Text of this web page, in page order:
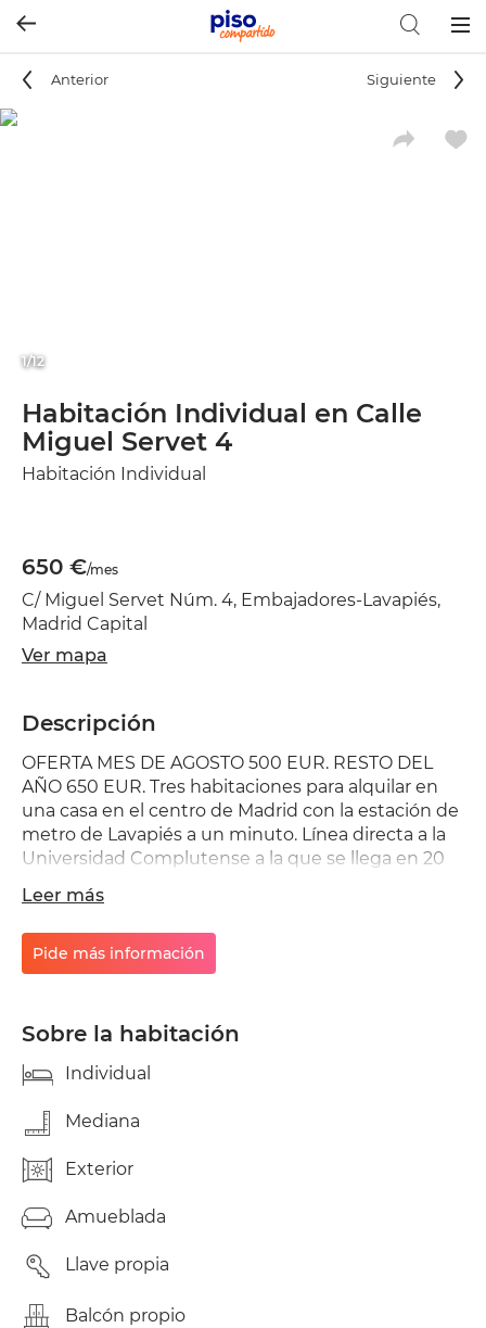
Anterior Siguiente
1/12
Habitación Individual en Calle
Miguel Servet 4
Habitación Individual
650 €/mes
C/ Miguel Servet Núm. 4, Embajadores-Lavapiés,
Madrid Capital
Ver mapa
Descripción
OFERTA MES DE AGOSTO 500 EUR. RESTO DEL
AÑO 650 EUR. Tres habitaciones para alquilar en
una casa en el centro de Madrid con la estación de
metro de Lavapiés a un minuto. Línea directa a la
Universidad Complutense a la que se llega en 20
cerámica, lavavajillas y menage y salón comedor.
Calefacción x gas. Climat. Frío / calor. Internet wifi
incluido. Las habitaciones tienen balcón a la calle
que y una orientación sur este por lo que es muy
Tengo interés por alquileres de media estancia con
compartidos ( entre 40 y 60 eur pax dependiendo
Leer más
Pide más información
Sobre la habitación
Individual
Mediana
Exterior
Amueblada
Llave propia
Balcón propio